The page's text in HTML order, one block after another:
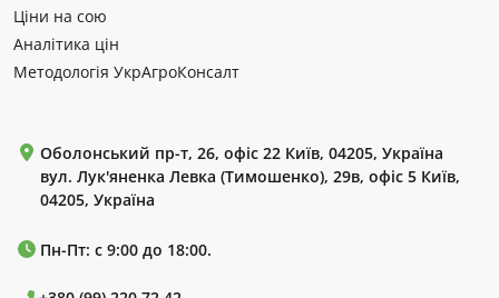
Ціни на сою
Аналітика цін
Методологія УкрАгроКонсалт
Оболонський пр-т, 26, офіс 22 Київ, 04205, Україна
вул. Лук'яненка Левка (Тимошенко), 29в, офіс 5 Київ,
04205, Україна
Пн-Пт: с 9:00 до 18:00.